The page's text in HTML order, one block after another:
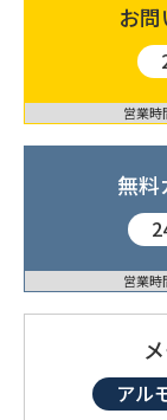
お
営業時
無料
営業時
アル